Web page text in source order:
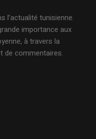
l’actualité tunisienne.
importance aux
à travers la
de commentaires.